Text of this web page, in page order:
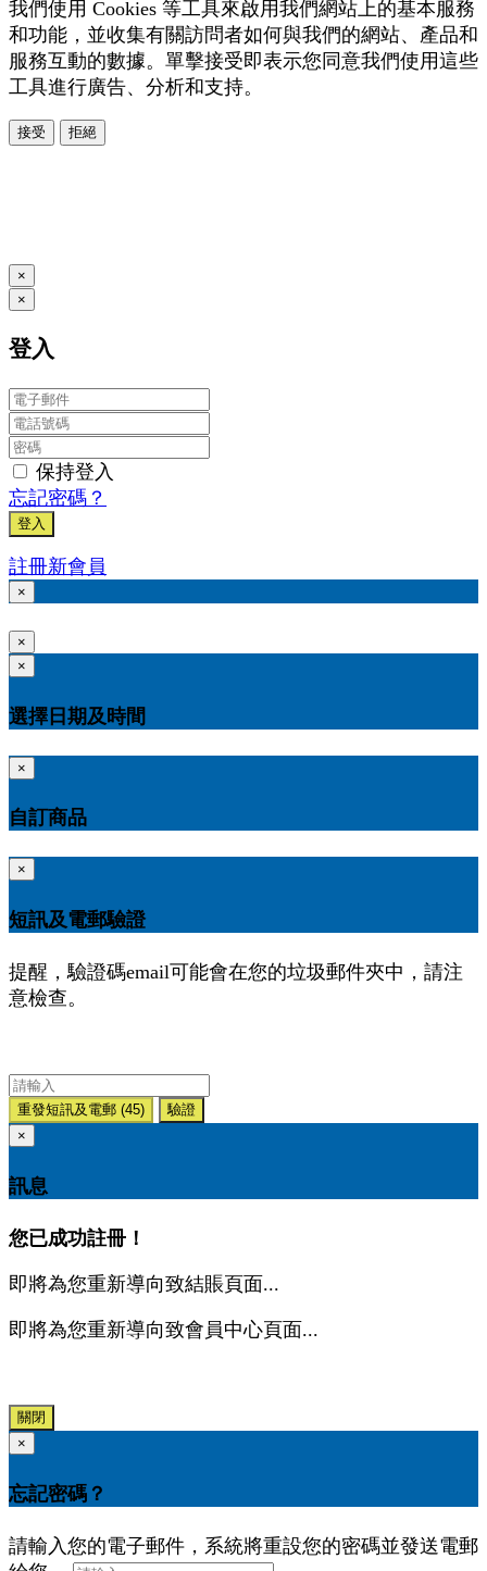
我們使用 Cookies 等工具來啟用我們網站上的基本服務
和功能，並收集有關訪問者如何與我們的網站、產品和
服務互動的數據。單擊接受即表示您同意我們使用這些
工具進行廣告、分析和支持。
接受 拒絕
×
×
登入
保持登入
忘記密碼？
登入
註冊新會員
×
×
×
選擇日期及時間
×
自訂商品
×
短訊及電郵驗證
提醒，驗證碼email可能會在您的垃圾郵件夾中，請注
意檢查。
重發短訊及電郵 (45)
驗證
×
訊息
您已成功註冊！
即將為您重新導向致結賬頁面...
即將為您重新導向致會員中心頁面...
關閉
×
忘記密碼？
請輸入您的電子郵件，系統將重設您的密碼並發送電郵